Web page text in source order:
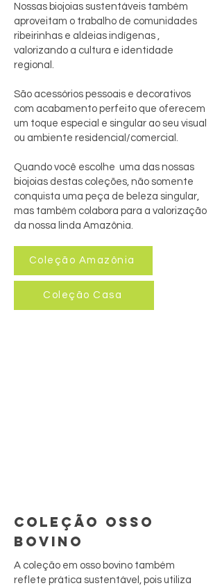
Nossas biojoias sustentáveis também
aproveitam o trabalho de comunidades
ribeirinhas e aldeias indígenas ,
valorizando a cultura e identidade
regional.
São acessórios pessoais e decorativos
com acabamento perfeito que oferecem
um toque especial e singular ao seu visual
ou ambiente residencial/comercial.
Quando você escolhe uma das nossas
biojoias destas coleções, não somente
conquista uma peça de beleza singular,
mas também colabora para a valorização
da nossa linda Amazônia.
Coleção Amazônia
Coleção Casa
COLEÇÃO OSSO
BOVINO
A coleção em osso bovino também
reflete prática sustentável, pois utiliza